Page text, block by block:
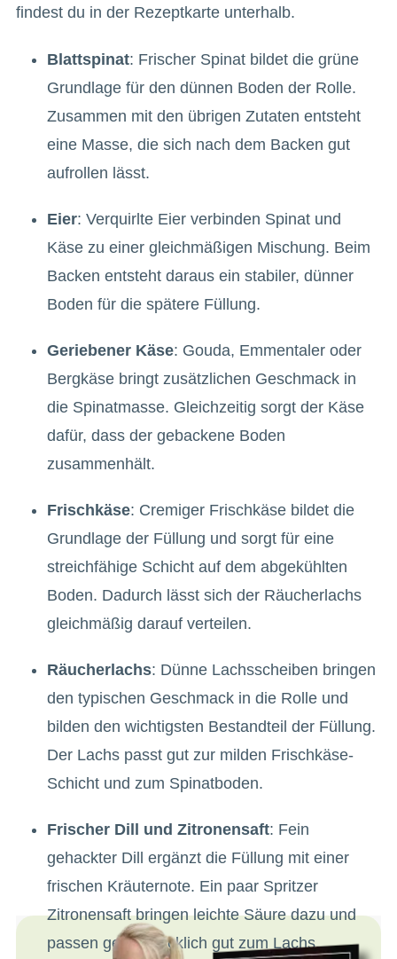
findest du in der Rezeptkarte unterhalb.
Blattspinat: Frischer Spinat bildet die grüne
Grundlage für den dünnen Boden der Rolle.
Zusammen mit den übrigen Zutaten entsteht
eine Masse, die sich nach dem Backen gut
aufrollen lässt.
Eier: Verquirlte Eier verbinden Spinat und
Käse zu einer gleichmäßigen Mischung. Beim
Backen entsteht daraus ein stabiler, dünner
Boden für die spätere Füllung.
Geriebener Käse: Gouda, Emmentaler oder
Bergkäse bringt zusätzlichen Geschmack in
die Spinatmasse. Gleichzeitig sorgt der Käse
dafür, dass der gebackene Boden
zusammenhält.
Frischkäse: Cremiger Frischkäse bildet die
Grundlage der Füllung und sorgt für eine
streichfähige Schicht auf dem abgekühlten
Boden. Dadurch lässt sich der Räucherlachs
gleichmäßig darauf verteilen.
Räucherlachs: Dünne Lachsscheiben bringen
den typischen Geschmack in die Rolle und
bilden den wichtigsten Bestandteil der Füllung.
Der Lachs passt gut zur milden Frischkäse-
Schicht und zum Spinatboden.
Frischer Dill und Zitronensaft: Fein
gehackter Dill ergänzt die Füllung mit einer
frischen Kräuternote. Ein paar Spritzer
Zitronensaft bringen leichte Säure dazu und
passen geschmacklich gut zum Lachs.